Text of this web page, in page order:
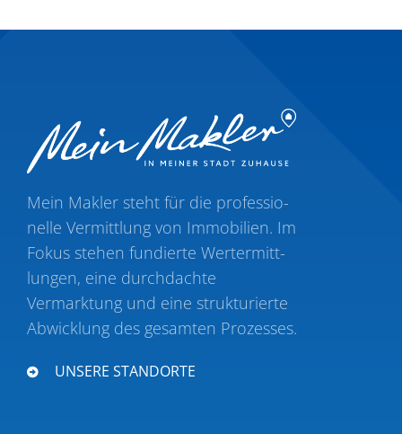
Mein Makler steht für die profes­sio­
nelle Vermittlung von Immobilien. Im
Fokus stehen fundierte Wertermitt­
lungen, eine durch­dachte
Vermarktung und eine struk­tu­rierte
Abwicklung des gesamten Prozesses.
UNSERE STANDORTE